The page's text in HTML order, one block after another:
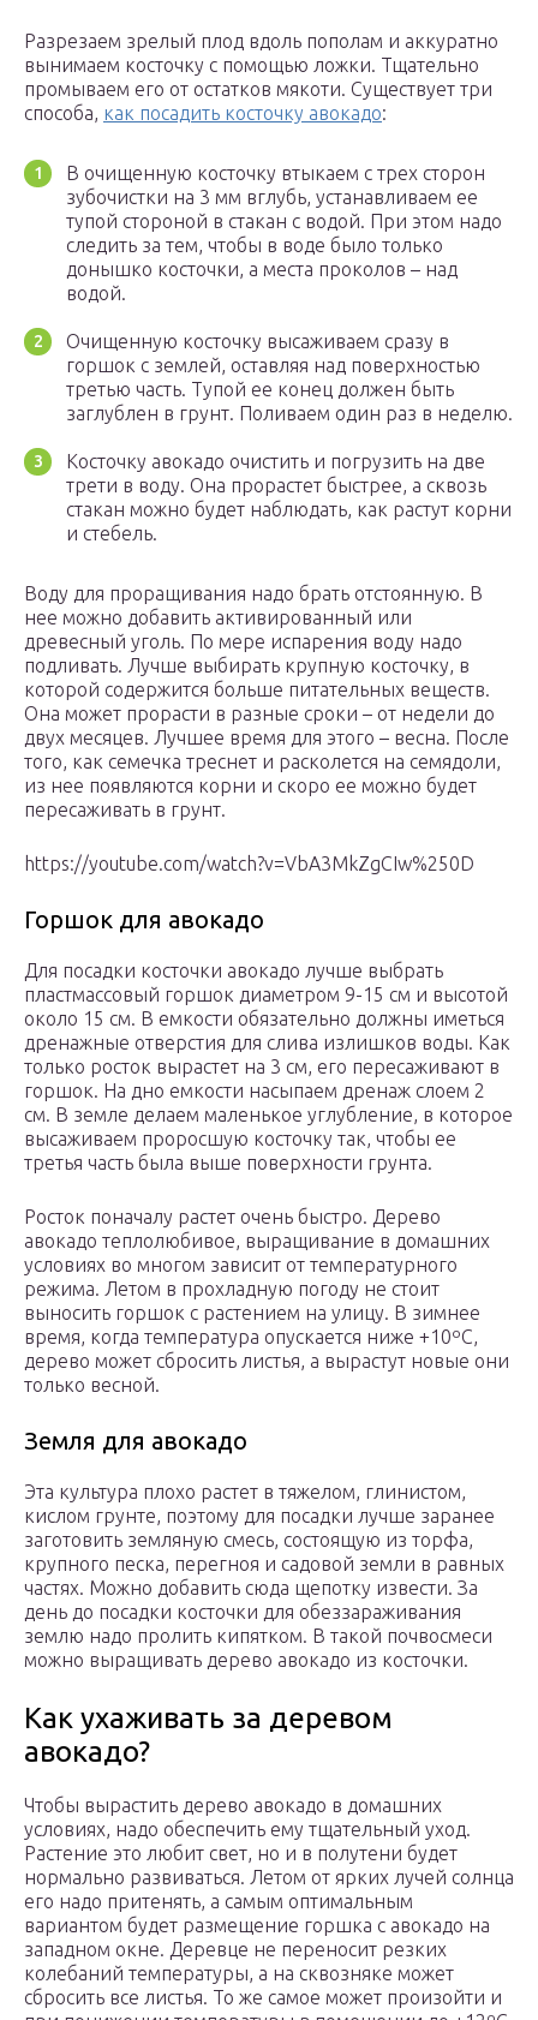
Разрезаем зрелый плод вдоль пополам и аккуратно
вынимаем косточку с помощью ложки. Тщательно
промываем его от остатков мякоти. Существует три
способа, как посадить косточку авокадо:
В очищенную косточку втыкаем с трех сторон
зубочистки на 3 мм вглубь, устанавливаем ее
тупой стороной в стакан с водой. При этом надо
следить за тем, чтобы в воде было только
донышко косточки, а места проколов – над
водой.
Очищенную косточку высаживаем сразу в
горшок с землей, оставляя над поверхностью
третью часть. Тупой ее конец должен быть
заглублен в грунт. Поливаем один раз в неделю.
Косточку авокадо очистить и погрузить на две
трети в воду. Она прорастет быстрее, а сквозь
стакан можно будет наблюдать, как растут корни
и стебель.
Воду для проращивания надо брать отстоянную. В
нее можно добавить активированный или
древесный уголь. По мере испарения воду надо
подливать. Лучше выбирать крупную косточку, в
которой содержится больше питательных веществ.
Она может прорасти в разные сроки – от недели до
двух месяцев. Лучшее время для этого – весна. После
того, как семечка треснет и расколется на семядоли,
из нее появляются корни и скоро ее можно будет
пересаживать в грунт.
https://youtube.com/watch?v=VbA3MkZgCIw%250D
Горшок для авокадо
Для посадки косточки авокадо лучше выбрать
пластмассовый горшок диаметром 9-15 см и высотой
около 15 см. В емкости обязательно должны иметься
дренажные отверстия для слива излишков воды. Как
только росток вырастет на 3 см, его пересаживают в
горшок. На дно емкости насыпаем дренаж слоем 2
см. В земле делаем маленькое углубление, в которое
высаживаем проросшую косточку так, чтобы ее
третья часть была выше поверхности грунта.
Росток поначалу растет очень быстро. Дерево
авокадо теплолюбивое, выращивание в домашних
условиях во многом зависит от температурного
режима. Летом в прохладную погоду не стоит
выносить горшок с растением на улицу. В зимнее
время, когда температура опускается ниже +10ºС,
дерево может сбросить листья, а вырастут новые они
только весной.
Земля для авокадо
Эта культура плохо растет в тяжелом, глинистом,
кислом грунте, поэтому для посадки лучше заранее
заготовить земляную смесь, состоящую из торфа,
крупного песка, перегноя и садовой земли в равных
частях. Можно добавить сюда щепотку извести. За
день до посадки косточки для обеззараживания
землю надо пролить кипятком. В такой почвосмеси
можно выращивать дерево авокадо из косточки.
Как ухаживать за деревом
авокадо?
Чтобы вырастить дерево авокадо в домашних
условиях, надо обеспечить ему тщательный уход.
Растение это любит свет, но и в полутени будет
нормально развиваться. Летом от ярких лучей солнца
его надо притенять, а самым оптимальным
вариантом будет размещение горшка с авокадо на
западном окне. Деревце не переносит резких
колебаний температуры, а на сквозняке может
сбросить все листья. То же самое может произойти и